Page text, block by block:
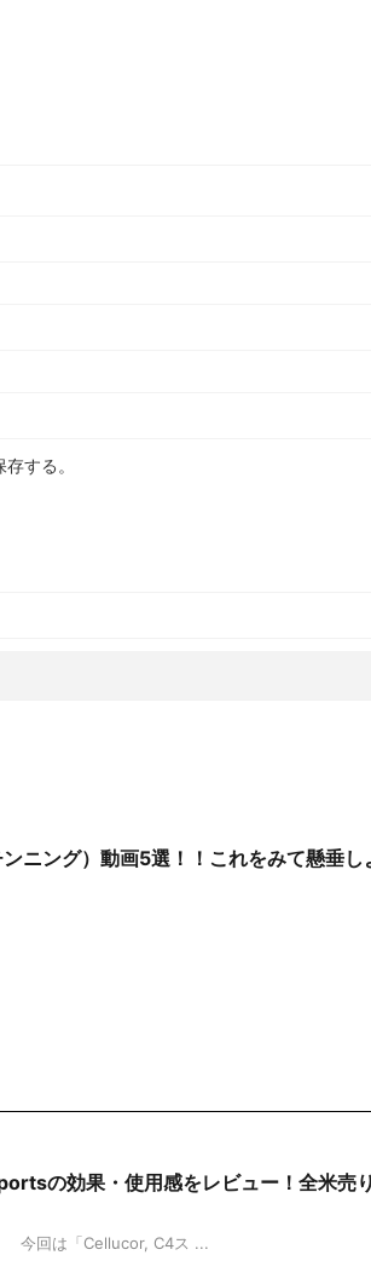
する。
ニング）動画5選！！これをみて懸垂し
の効果・使用感をレビュー！全米売
今回は「Cellucor, C4ス ...